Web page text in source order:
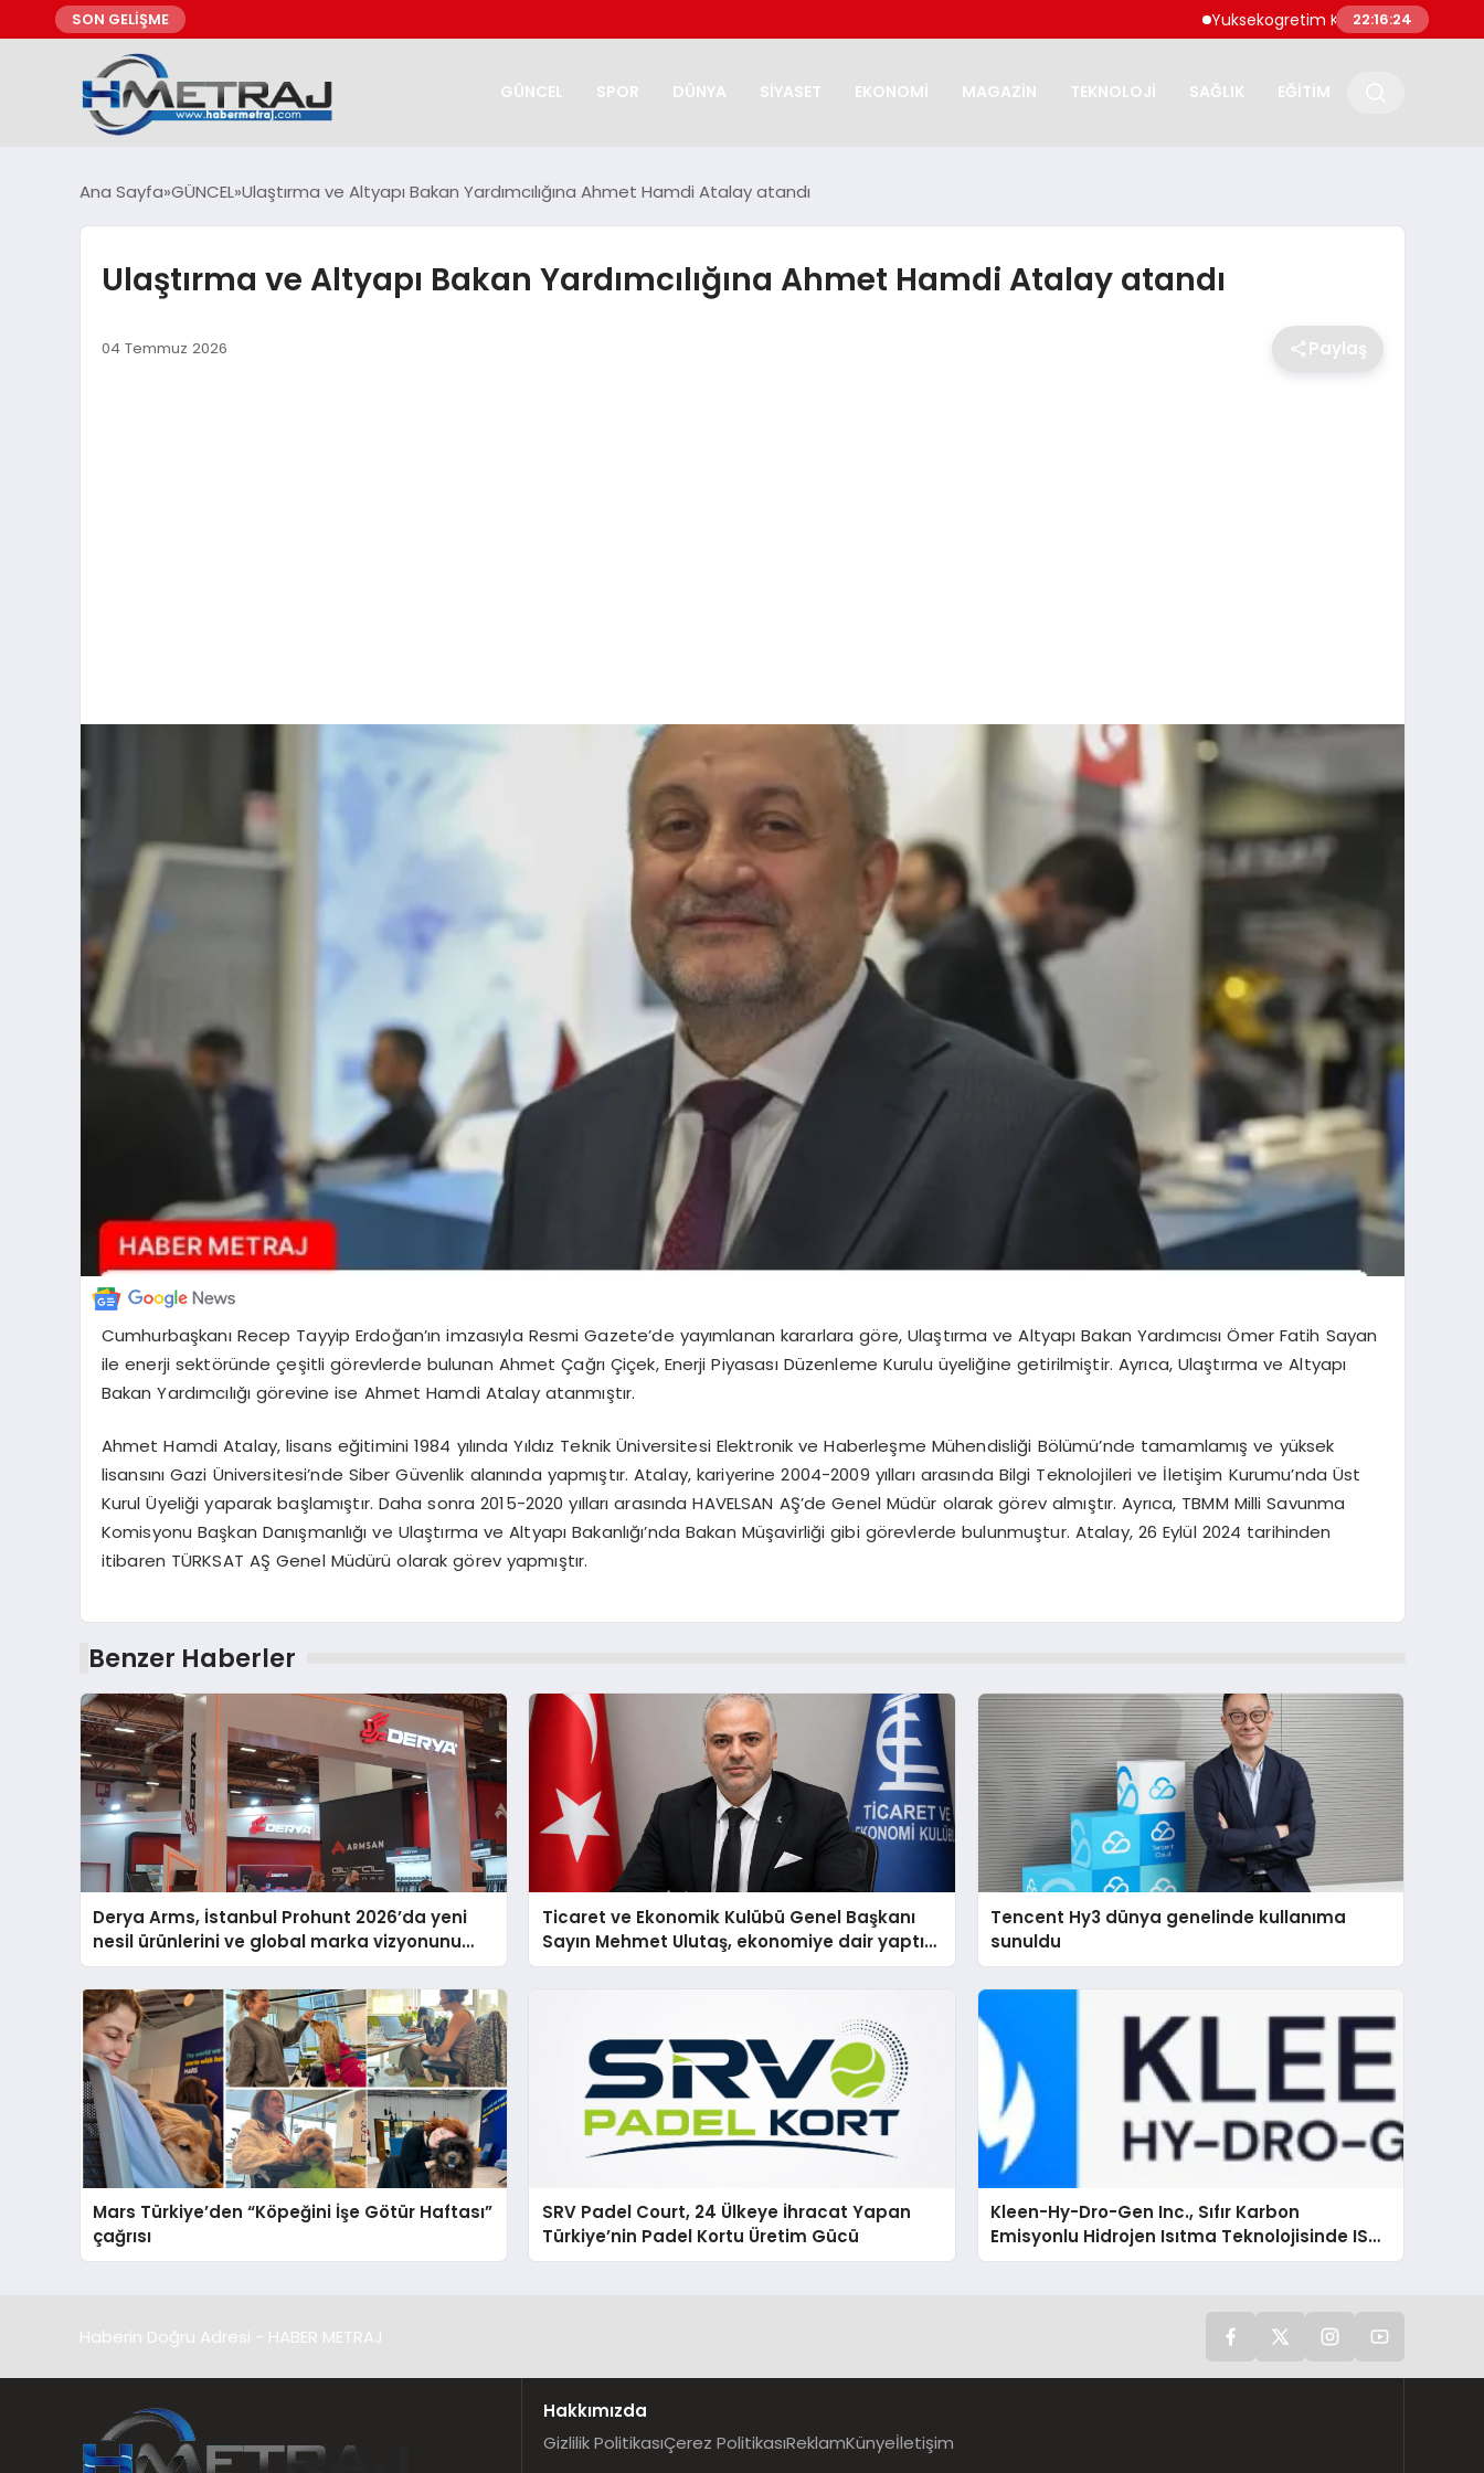
SON GELİŞME Yuksekogretim Kurumu Dijital Donusum
22:16:25
GÜNCEL SPOR DÜNYA SİYASET EKONOMİ MAGAZİN TEKNOLOJİ SAĞLIK EĞİTİM
Ana Sayfa GÜNCEL Ulaştırma ve Altyapı Bakan Yardımcılığına Ahmet Hamdi Atalay atandı
Ulaştırma ve Altyapı Bakan Yardımcılığına Ahmet Hamdi Atalay atandı
04 Temmuz 2026 Paylaş
Cumhurbaşkanı Recep Tayyip Erdoğan’ın imzasıyla Resmi Gazete’de yayımlanan kararlara göre, Ulaştırma ve Altyapı Bakan Yardımcısı Ömer Fatih Sayan
ile enerji sektöründe çeşitli görevlerde bulunan Ahmet Çağrı Çiçek, Enerji Piyasası Düzenleme Kurulu üyeliğine getirilmiştir. Ayrıca, Ulaştırma ve Altyapı
Bakan Yardımcılığı görevine ise Ahmet Hamdi Atalay atanmıştır.
Ahmet Hamdi Atalay, lisans eğitimini 1984 yılında Yıldız Teknik Üniversitesi Elektronik ve Haberleşme Mühendisliği Bölümü’nde tamamlamış ve yüksek
lisansını Gazi Üniversitesi’nde Siber Güvenlik alanında yapmıştır. Atalay, kariyerine 2004-2009 yılları arasında Bilgi Teknolojileri ve İletişim Kurumu’nda Üst
Kurul Üyeliği yaparak başlamıştır. Daha sonra 2015-2020 yılları arasında HAVELSAN AŞ’de Genel Müdür olarak görev almıştır. Ayrıca, TBMM Milli Savunma
Komisyonu Başkan Danışmanlığı ve Ulaştırma ve Altyapı Bakanlığı’nda Bakan Müşavirliği gibi görevlerde bulunmuştur. Atalay, 26 Eylül 2024 tarihinden
itibaren TÜRKSAT AŞ Genel Müdürü olarak görev yapmıştır.
Benzer Haberler
Derya Arms, İstanbul Prohunt 2026’da yeni
nesil ürünlerini ve global marka vizyonunu
sergiledi
Ticaret ve Ekonomik Kulübü Genel Başkanı
Sayın Mehmet Ulutaş, ekonomiye dair yaptığı
açıklamada şunları kaydetti:
Tencent Hy3 dünya genelinde kullanıma
sunuldu
Mars Türkiye’den “Köpeğini İşe Götür Haftası”
çağrısı
SRV Padel Court, 24 Ülkeye İhracat Yapan
Türkiye’nin Padel Kortu Üretim Gücü
Kleen-Hy-Dro-Gen Inc., Sıfır Karbon
Emisyonlu Hidrojen Isıtma Teknolojisinde ISO
ve TSSA Düzenleyici Onaylarını Aldı
Haberin Doğru Adresi - HABER METRAJ
Hakkımızda
Gizlilik PolitikasıÇerez PolitikasıReklamKünyeİletişim